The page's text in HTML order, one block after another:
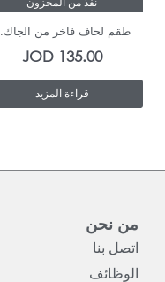
نفذ من المخزون
طقم لحاف فاخر من الجاك...
135.00
JOD
قراءة المزيد
من نحن
اتصل بنا
الوظائف